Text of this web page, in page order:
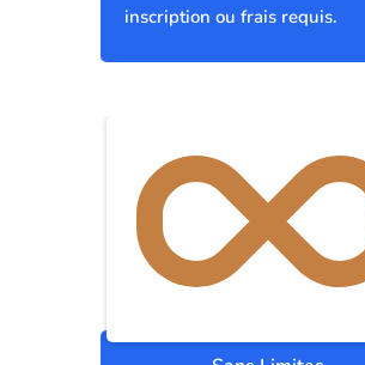
inscription ou frais requis.